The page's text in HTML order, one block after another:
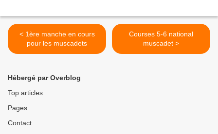
< 1ère manche en cours
pour les muscadets
Courses 5-6 national
muscadet >
Hébergé par Overblog
Top articles
Pages
Contact